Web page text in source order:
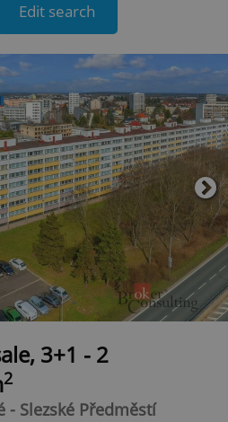
Edit search
3+1 - 2
2
- Slezské Předměstí